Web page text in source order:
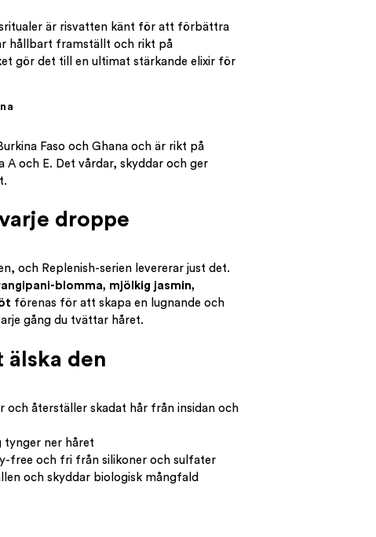
är risvatten känt för att förbättra
hållbart framställt och rikt på
gör det till en ultimat stärkande elixir för
Faso och Ghana och är rikt på
och E. Det vårdar, skyddar och ger
droppe
och Replenish-serien levererar just det.
blomma, mjölkig jasmin,
förenas för att skapa en lugnande och
gång du tvättar håret.
den
och återställer skadat hår från insidan och
tynger ner håret
free och fri från silikoner och sulfater
och skyddar biologisk mångfald